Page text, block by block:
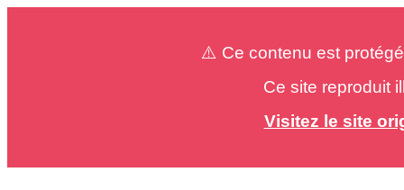
⚠️ Ce contenu est
Ce site reproduit
Visitez le site